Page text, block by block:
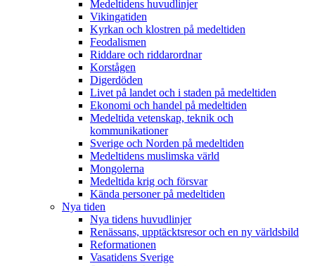
Medeltidens huvudlinjer
Vikingatiden
Kyrkan och klostren på medeltiden
Feodalismen
Riddare och riddarordnar
Korstågen
Digerdöden
Livet på landet och i staden på medeltiden
Ekonomi och handel på medeltiden
Medeltida vetenskap, teknik och
kommunikationer
Sverige och Norden på medeltiden
Medeltidens muslimska värld
Mongolerna
Medeltida krig och försvar
Kända personer på medeltiden
Nya tiden
Nya tidens huvudlinjer
Renässans, upptäcktsresor och en ny världsbild
Reformationen
Vasatidens Sverige